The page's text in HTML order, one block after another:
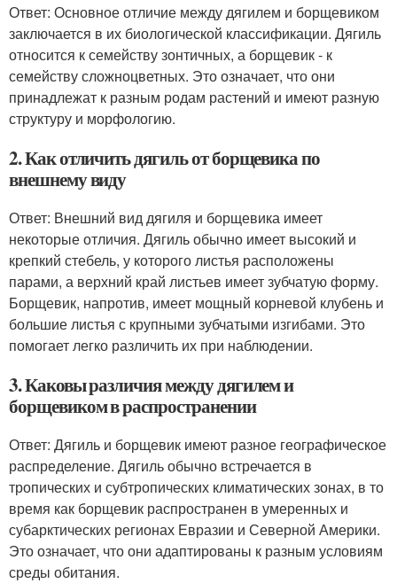
Ответ: Основное отличие между дягилем и борщевиком
заключается в их биологической классификации. Дягиль
относится к семейству зонтичных, а борщевик - к
семейству сложноцветных. Это означает, что они
принадлежат к разным родам растений и имеют разную
структуру и морфологию.
2. Как отличить дягиль от борщевика по
внешнему виду
Ответ: Внешний вид дягиля и борщевика имеет
некоторые отличия. Дягиль обычно имеет высокий и
крепкий стебель, у которого листья расположены
парами, а верхний край листьев имеет зубчатую форму.
Борщевик, напротив, имеет мощный корневой клубень и
большие листья с крупными зубчатыми изгибами. Это
помогает легко различить их при наблюдении.
3. Каковы различия между дягилем и
борщевиком в распространении
Ответ: Дягиль и борщевик имеют разное географическое
распределение. Дягиль обычно встречается в
тропических и субтропических климатических зонах, в то
время как борщевик распространен в умеренных и
субарктических регионах Евразии и Северной Америки.
Это означает, что они адаптированы к разным условиям
среды обитания.